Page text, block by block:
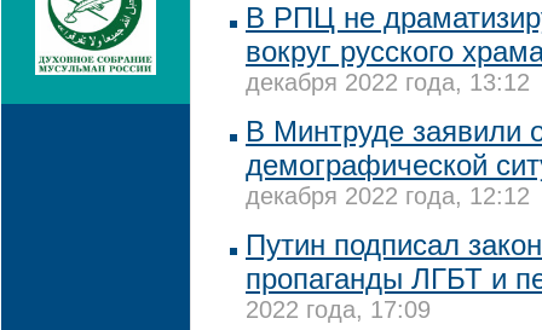
В РПЦ не
вокруг русского
декабря 2022 года, 13:12
В Минтруде заявили
демографической
декабря 2022 года, 12:12
Путин подписал
пропаганды ЛГБТ и
2022 года, 17:09